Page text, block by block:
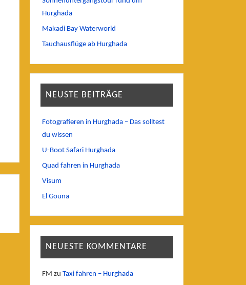
Hurghada
Makadi Bay Waterworld
Tauchausflüge ab Hurghada
NEUSTE BEITRÄGE
Fotografieren in Hurghada – Das solltest
du wissen
U-Boot Safari Hurghada
Quad fahren in Hurghada
Visum
El Gouna
NEUESTE KOMMENTARE
FM zu Taxi fahren – Hurghada